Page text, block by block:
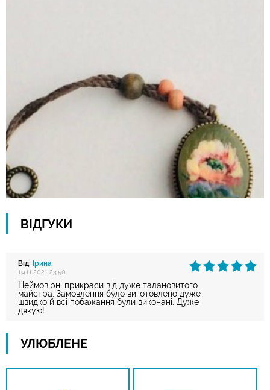
ВІДГУКИ
Від: Ірина
19.11.2021 23:50
Неймовірні прикраси від дуже талановитого
майстра. Замовлення було виготовлено дуже
швидко й всі побажання були виконані. Дуже
дякую!
УЛЮБЛЕНЕ